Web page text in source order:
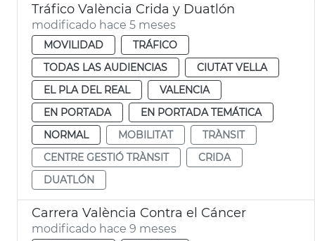
Tráfico València Crida y Duatlón
modificado hace 5 meses
MOVILIDAD
TRÁFICO
TODAS LAS AUDIENCIAS
CIUTAT VELLA
EL PLA DEL REAL
VALENCIA
EN PORTADA
EN PORTADA TEMÁTICA
NORMAL
MOBILITAT
TRÀNSIT
CENTRE GESTIÓ TRÀNSIT
CRIDA
DUATLÓN
Carrera València Contra el Cáncer
modificado hace 9 meses